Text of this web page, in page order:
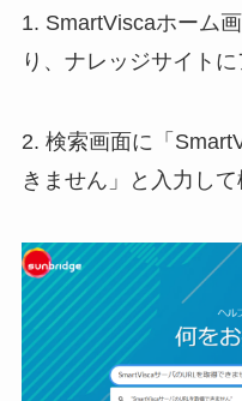
1. SmartViscaホーム
り、ナレッジサイトに
2. 検索画面に「
きません」と入力して